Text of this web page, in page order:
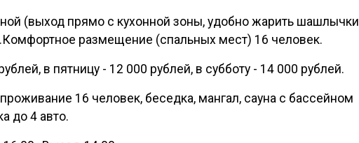
(выход прямо с кухонной зоны, удобно жарить шашлычки
размещение (спальных мест) 16 человек.
в пятницу - 12 000 рублей, в субботу - 14 000 рублей.
проживание 16 человек, беседка, мангал, сауна с бассейном
до 4 авто.